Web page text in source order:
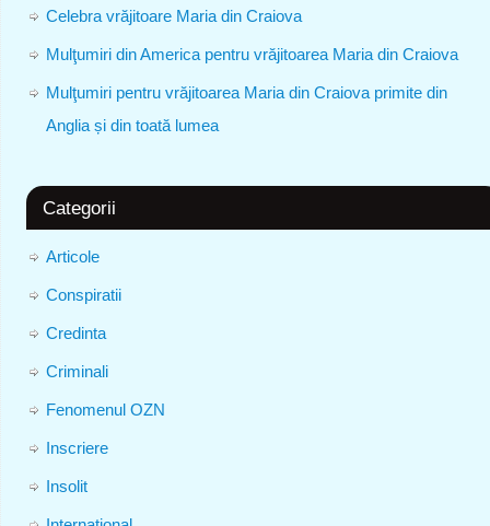
Celebra vrăjitoare Maria din Craiova
Mulţumiri din America pentru vrăjitoarea Maria din Craiova
Mulţumiri pentru vrăjitoarea Maria din Craiova primite din
Anglia și din toată lumea
Categorii
Articole
Conspiratii
Credinta
Criminali
Fenomenul OZN
Inscriere
Insolit